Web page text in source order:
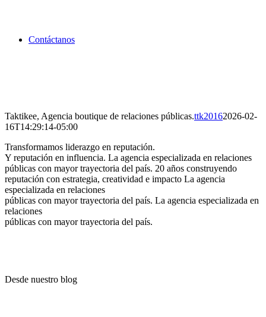
Contáctanos
Taktikee, Agencia boutique de relaciones públicas.ttk20162026-02-
16T14:29:14-05:00
Transformamos liderazgo en reputación.
Y reputación en influencia. La agencia especializada en relaciones
públicas con mayor trayectoria del país. 20 años construyendo
reputación con estrategia, creatividad e impacto La agencia
especializada en relaciones
públicas con mayor trayectoria del país. La agencia especializada en
relaciones
públicas con mayor trayectoria del país.
Desde nuestro blog